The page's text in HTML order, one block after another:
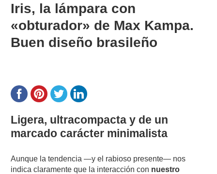
Iris, la lámpara con
«obturador» de Max Kampa.
Buen diseño brasileño
Ligera, ultracompacta y de un
marcado carácter minimalista
Aunque la tendencia —y el rabioso presente— nos
indica claramente que la interacción con nuestro